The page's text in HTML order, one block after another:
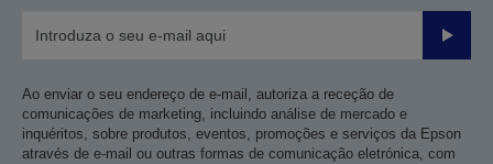
Enviar
Ao enviar o seu endereço de e-mail, autoriza a receção de
comunicações de marketing, incluindo análise de mercado e
inquéritos, sobre produtos, eventos, promoções e serviços da Epson
através de e-mail ou outras formas de comunicação eletrónica, com